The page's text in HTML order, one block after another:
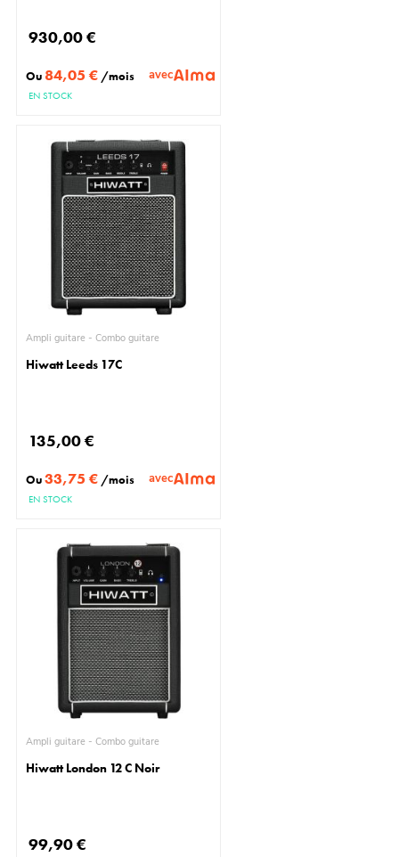
930,00 €
Ou 84,05 € /mois avec
EN STOCK
Ampli guitare - Combo guitare
Hiwatt Leeds 17C
135,00 €
Ou33,75 € /mois avec
EN STOCK
Ampli guitare - Combo guitare
Hiwatt London 12 C Noir
99,90 €